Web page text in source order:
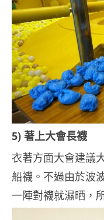
5) 著上大會長襪
衣著方面大會建議
船襪。不過由於波
一陣對襪就濕晒，